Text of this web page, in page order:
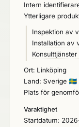
Intern
Ytterligare
Inspektion av
Installation av
Ort: Linköping
Land: Sverige 🇸🇪
Plats för
Varaktighet
Startdatum: 2026-